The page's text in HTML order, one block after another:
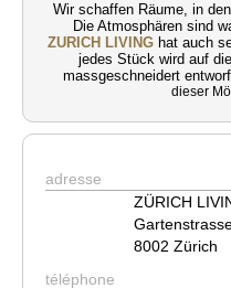
Wir schaffen Räume, in
Die Atmosphären sind
ZURICH LIVINGhat auch
jedes Stück wird auf
massgeschneidert
dieser
adresse
ZÜRICH
8002 Zürich
téléphone